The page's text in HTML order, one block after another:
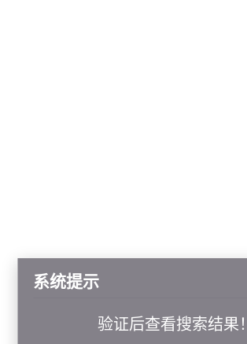
系统提示
验证后查看搜索结果！